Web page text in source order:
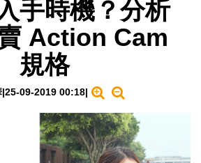
手時機？分析
Action Cam
規格
|25-09-2019 00:18|